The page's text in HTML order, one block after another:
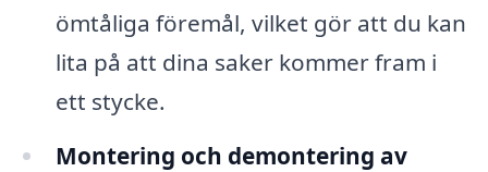
ömtåliga föremål, vilket gör att du kan
lita på att dina saker kommer fram i
ett stycke.
Montering och demontering av